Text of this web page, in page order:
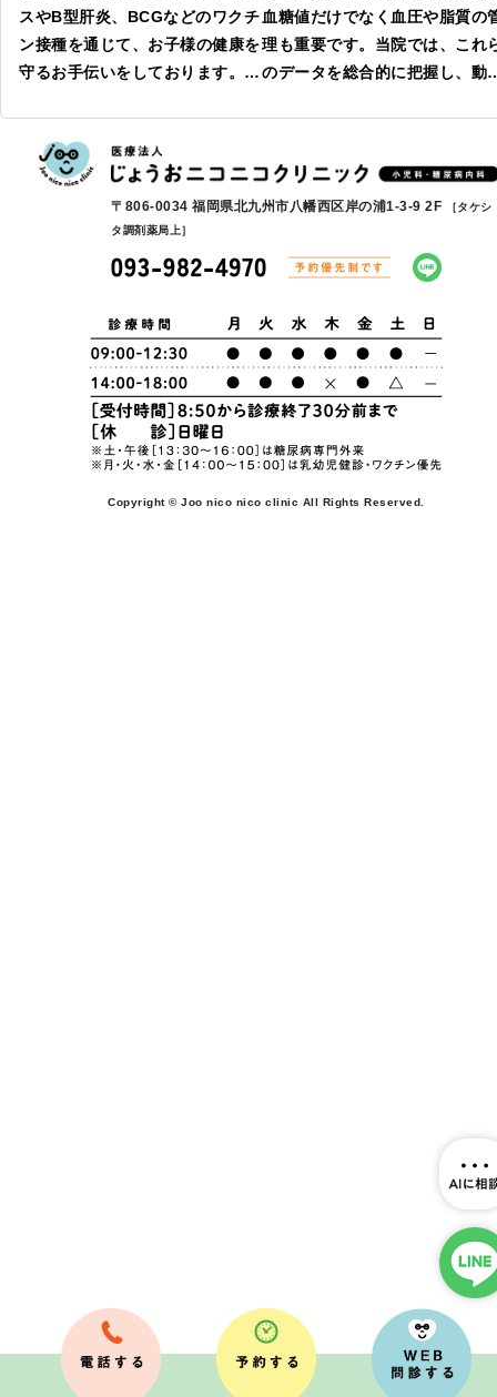
スやB型肝炎、BCGなどのワクチ
ン接種を通じて、お子様の健康を
守るお手伝いをしております。当
負担を軽減して参ります。また、
同時接種も可能ですので、必要な
方はお気軽にお知らせください。
お子様の健康を支えるための取り
組みを大切にしています。
血糖値だけでなく血圧や脂質の
理も重要です。当院では、これ
のデータを総合的に把握し、動
食事からのサポートも充実させ
います。患者様の価値観を尊重
援しています。皆様の健康を大
〒806-0034 福岡県北九州市八幡西区岸の浦1-3-9 2F
［タケシ
タ調剤薬局上］
Copyright © Joo nico nico clinic All Rights Reserved.